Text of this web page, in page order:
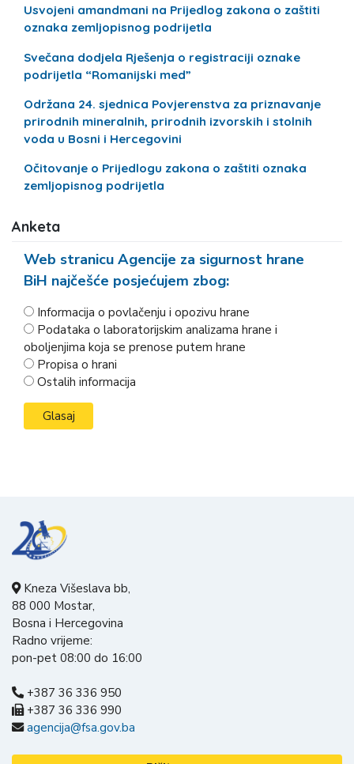
Usvojeni amandmani na Prijedlog zakona o zaštiti
oznaka zemljopisnog podrijetla
Svečana dodjela Rješenja o registraciji oznake
podrijetla “Romanijski med”
Održana 24. sjednica Povjerenstva za priznavanje
prirodnih mineralnih, prirodnih izvorskih i stolnih
voda u Bosni i Hercegovini
Očitovanje o Prijedlogu zakona o zaštiti oznaka
zemljopisnog podrijetla
Anketa
Web stranicu Agencije za sigurnost hrane
BiH najčešće posjećujem zbog:
Informacija o povlačenju i opozivu hrane
Podataka o laboratorijskim analizama hrane i
oboljenjima koja se prenose putem hrane
Propisa o hrani
Ostalih informacija
Kneza Višeslava bb,
88 000 Mostar,
Bosna i Hercegovina
Radno vrijeme:
pon-pet 08:00 do 16:00
+387 36 336 950
+387 36 336 990
agencija@fsa.gov.ba